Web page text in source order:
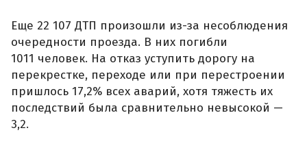
Еще 22 107 ДТП произошли из-за несоблюдения
очередности проезда. В них погибли
1011 человек. На отказ уступить дорогу на
перекрестке, переходе или при перестроении
пришлось 17,2% всех аварий, хотя тяжесть их
последствий была сравнительно невысокой —
3,2.